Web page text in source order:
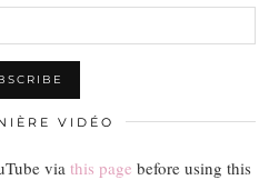
VIDÉO
via this page before using this